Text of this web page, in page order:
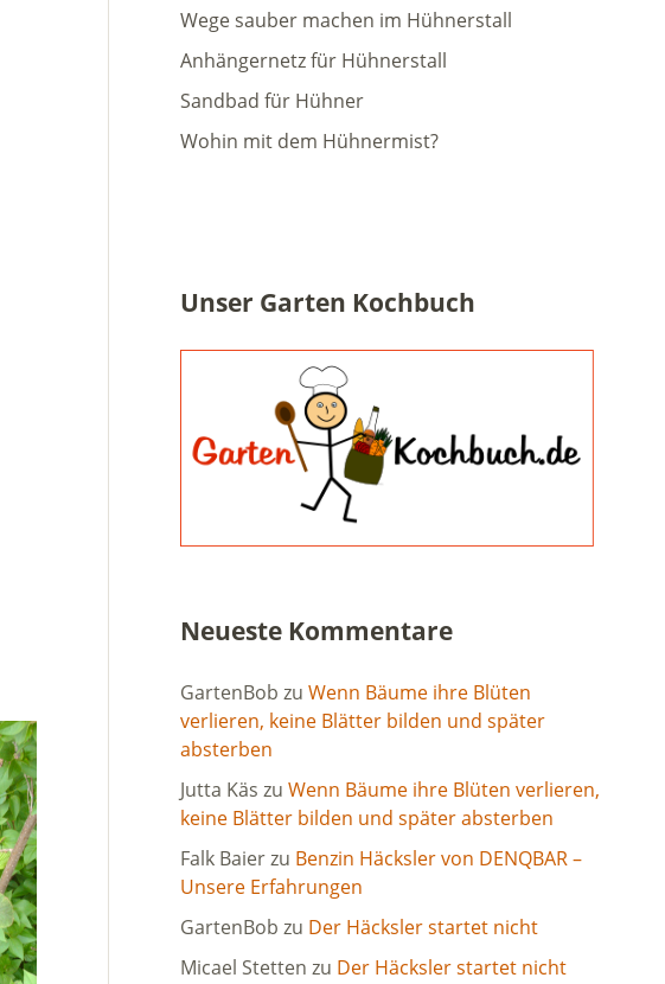
Wege sauber machen im Hühnerstall
Anhängernetz für Hühnerstall
Sandbad für Hühner
Wohin mit dem Hühnermist?
Unser Garten Kochbuch
Neueste Kommentare
GartenBob zu Wenn Bäume ihre Blüten
verlieren, keine Blätter bilden und später
absterben
Jutta Käs zu Wenn Bäume ihre Blüten verlieren,
keine Blätter bilden und später absterben
Falk Baierzu Benzin Häcksler von DENQBAR –
Unsere Erfahrungen
GartenBob zu Der Häcksler startet nicht
Micael Stetten zu Der Häcksler startet nicht